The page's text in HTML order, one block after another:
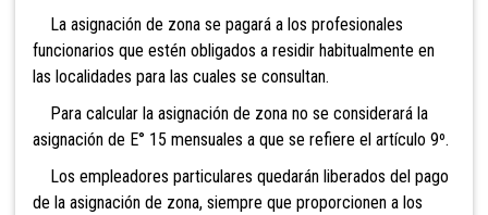
La asignación de zona se pagará a los profesionales
funcionarios que estén obligados a residir habitualmente en
las localidades para las cuales se consultan.
Para calcular la asignación de zona no se considerará la
asignación de E° 15 mensuales a que se refiere el artículo 9º.
Los empleadores particulares quedarán liberados del pago
de la asignación de zona, siempre que proporcionen a los